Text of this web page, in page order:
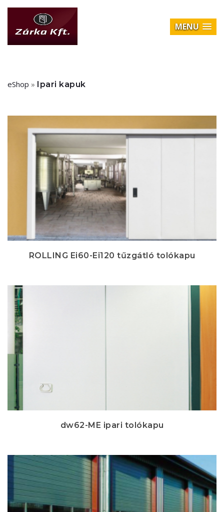
MENU
eShop » Ipari kapuk
ROLLING Ei60-Ei120 tűzgátló tolókapu
dw62-ME ipari tolókapu